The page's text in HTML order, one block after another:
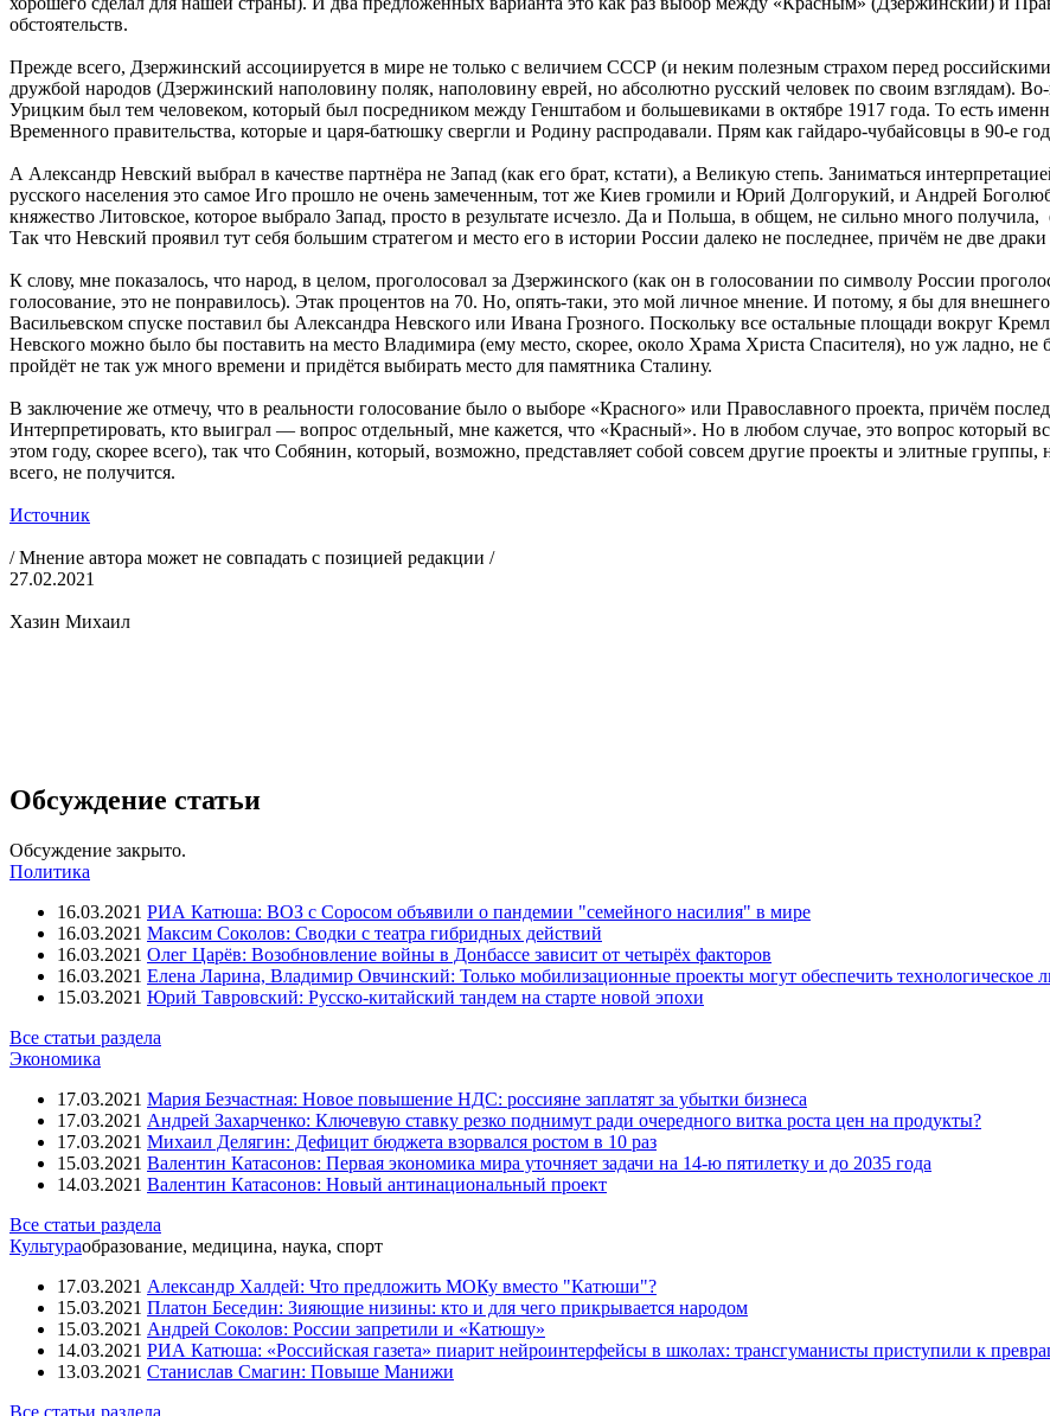
обстоятельств.
Прежде всего, Дзержинский ассоциируется в мире не только с величием СССР (и неким полезным страхом перед
дружбой народов (Дзержинский наполовину поляк, наполовину еврей, но абсолютно русский человек по своим взглядам).
Урицким был тем человеком, который был посредником между Генштабом и большевиками в октябре 1917 года. То есть
Временного правительства, которые и царя-батюшку свергли и Родину распродавали. Прям как гайдаро-чубайсовцы в 90-е
А Александр Невский выбрал в качестве партнёра не Запад (как его брат, кстати), а Великую степь. Заниматься
русского населения это самое Иго прошло не очень замеченным, тот же Киев громили и Юрий Долгорукий, и Андрей
княжество Литовское, которое выбрало Запад, просто в результате исчезло. Да и Польша, в общем, не сильно много
Так что Невский проявил тут себя большим стратегом и место его в истории России далеко не последнее, причём не две
К слову, мне показалось, что народ, в целом, проголосовал за Дзержинского (как он в голосовании по символу России
голосование, это не понравилось). Этак процентов на 70. Но, опять-таки, это мой личное мнение. И потому, я бы для
Васильевском спуске поставил бы Александра Невского или Ивана Грозного. Поскольку все остальные площади вокруг
Невского можно было бы поставить на место Владимира (ему место, скорее, около Храма Христа Спасителя), но уж ладно, не
пройдёт не так уж много времени и придётся выбирать место для памятника Сталину.
В заключение же отмечу, что в реальности голосование было о выборе «Красного» или Православного проекта, причём
Интерпретировать, кто выиграл — вопрос отдельный, мне кажется, что «Красный». Но в любом случае, это вопрос который
этом году, скорее всего), так что Собянин, который, возможно, представляет собой совсем другие проекты и элитные
всего, не получится.
Источник
/ Мнение автора может не совпадать с позицией редакции /
27.02.2021
Хазин Михаил
Обсуждение статьи
Обсуждение закрыто.
Политика
16.03.2021 РИА Катюша: ВОЗ с Соросом объявили о пандемии "семейного насилия" в мире
16.03.2021 Максим Соколов: Сводки с театра гибридных действий
16.03.2021 Олег Царёв: Возобновление войны в Донбассе зависит от четырёх факторов
16.03.2021 Елена Ларина, Владимир Овчинский: Только мобилизационные проекты могут обеспечить технологическое
15.03.2021 Юрий Тавровский: Русско-китайский тандем на старте новой эпохи
Все статьи раздела
Экономика
17.03.2021 Мария Безчастная: Новое повышение НДС: россияне заплатят за убытки бизнеса
17.03.2021 Андрей Захарченко: Ключевую ставку резко поднимут ради очередного витка роста цен на продукты?
17.03.2021 Михаил Делягин: Дефицит бюджета взорвался ростом в 10 раз
15.03.2021 Валентин Катасонов: Первая экономика мира уточняет задачи на 14-ю пятилетку и до 2035 года
14.03.2021 Валентин Катасонов: Новый антинациональный проект
Все статьи раздела
Культураобразование, медицина, наука, спорт
17.03.2021 Александр Халдей: Что предложить МОКу вместо "Катюши"?
15.03.2021 Платон Беседин: Зияющие низины: кто и для чего прикрывается народом
15.03.2021 Андрей Соколов: России запретили и «Катюшу»
14.03.2021 РИА Катюша: «Российская газета» пиарит нейроинтерфейсы в школах: трансгуманисты приступили к
13.03.2021 Станислав Смагин: Повыше Манижи
Все статьи раздела